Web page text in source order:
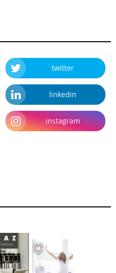
twitter
linkedin
instagram